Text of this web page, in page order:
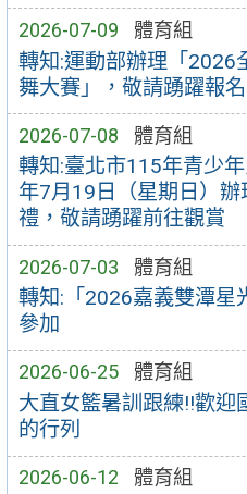
2026-07-09 體育組
轉知:運動部辦理「
舞大賽」，敬請踴躍報
2026-07-08 體育組
轉知:臺北市115年青少
年7月19日（星期日）
禮，敬請踴躍前往觀賞
2026-07-03 體育組
轉知:「2026嘉義雙潭星
參加
2026-06-25 體育組
大直女籃暑訓跟練!!歡迎
的行列
2026-06-12 體育組